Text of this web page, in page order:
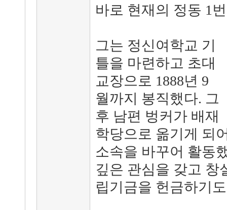
바로 현재의 정동 1
그는 정신여학교 기
틀을 마련하고 초대
교장으로 1888년 9
월까지 봉직했다. 그
후 남편 벙커가 배재
학당으로 옮기게 되
소속을 바꾸어 활동
깊은 관심을 갖고 창
립기금을 헌금하기